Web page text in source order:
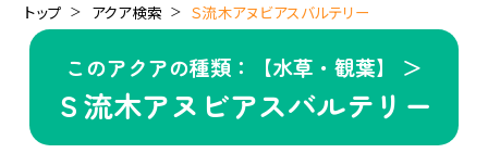
トップ アクア検索 Ｓ流木アヌビアスバルテリー
このアクアの種類：【水草・観葉】 ＞
Ｓ流木アヌビアスバルテリー